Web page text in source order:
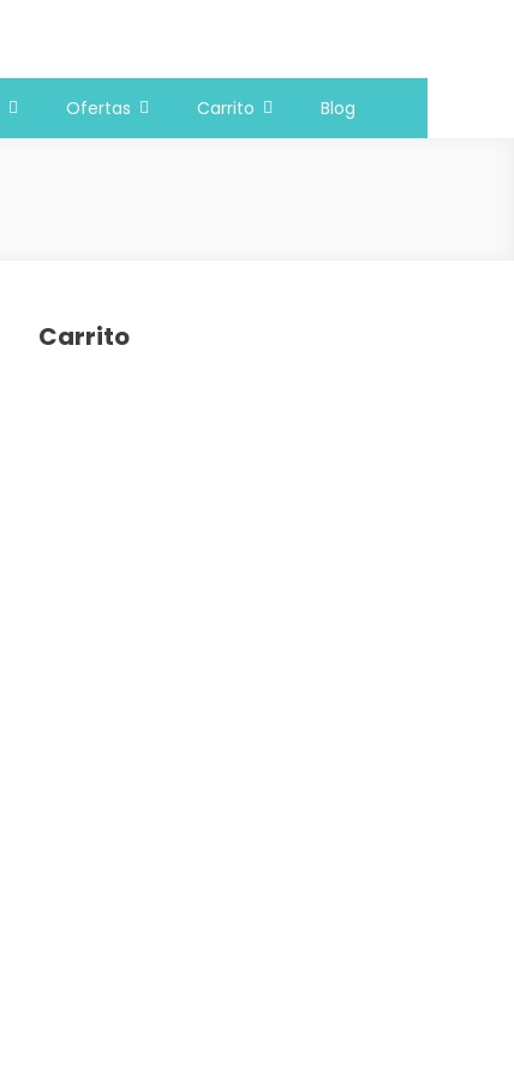
Ofertas Carrito Blog
Carrito